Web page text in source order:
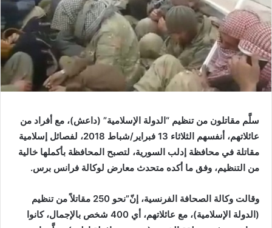
سلَّم مقاتلون من تنظيم “الدولة الإسلامية” (داعش)، مع أفراد من
عائلاتهم، أنفسهم الثلاثاء 13 فبراير/شباط 2018، لفصائل إسلامية
مقاتلة في محافظة إدلب السورية، لتصبح المحافظة بأكملها خالية
من التنظيم، وفق ما أكده متحدث معارض لوكالة فرانس برس.
وقالت وكالة الصحافة الفرنسية، إنّ”نحو 250 مقاتلاً من تنظيم
(الدولة الإسلامية)، مع عائلاتهم، أي 400 شخص بالإجمال، كانوا